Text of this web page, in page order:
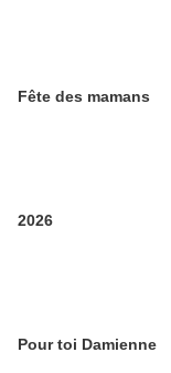
Fête des mamans
2026
Pour toi Damienne